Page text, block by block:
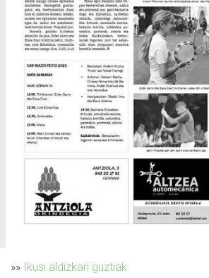
»» Ikusi aldizkari guztiak